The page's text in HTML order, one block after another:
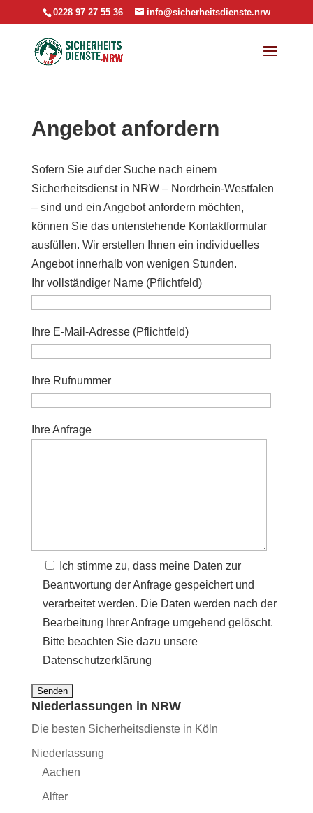
0228 97 27 55 36 info@sicherheitsdienste.nrw
Angebot anfordern
Sofern Sie auf der Suche nach einem
Sicherheitsdienst in NRW – Nordrhein-Westfalen
– sind und ein Angebot anfordern möchten,
können Sie das untenstehende Kontaktformular
ausfüllen. Wir erstellen Ihnen ein individuelles
Angebot innerhalb von wenigen Stunden.
Ihr vollständiger Name (Pflichtfeld)
Ihre E-Mail-Adresse (Pflichtfeld)
Ihre Rufnummer
Ihre Anfrage
Ich stimme zu, dass meine Daten zur
Beantwortung der Anfrage gespeichert und
verarbeitet werden. Die Daten werden nach der
Bearbeitung Ihrer Anfrage umgehend gelöscht.
Bitte beachten Sie dazu unsere
Datenschutzerklärung
Niederlassungen in NRW
Die besten Sicherheitsdienste in Köln
Niederlassung
Aachen
Alfter